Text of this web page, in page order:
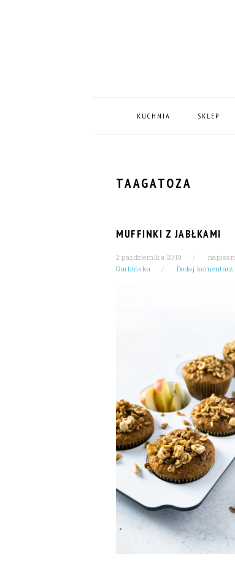
KUCHNIA SKLEP
TAAGATOZA
MUFFINKI Z JABŁKAMI
2 października 2019
Garbińska
Dodaj komentarz